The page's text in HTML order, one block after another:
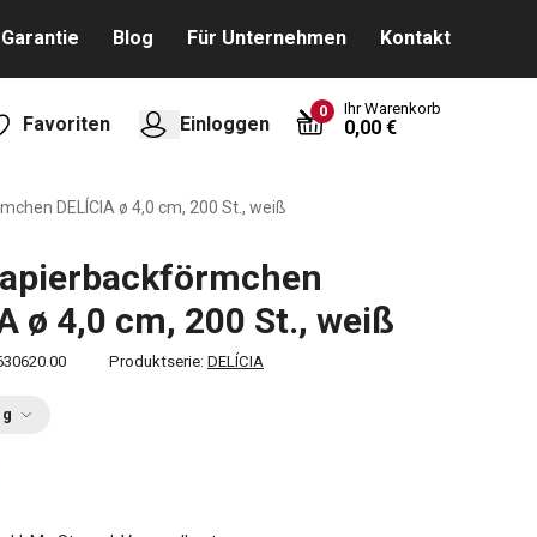
Garantie Blog Für Unternehmen Kontakt
Favoriten Einloggen
0 Ihr Warenkorb
0,00 €
DELÍCIA ø 4,0 cm, 200 St., weiß
ø 4,0 cm, 200 St., weiß
Produktserie: DELÍCIA